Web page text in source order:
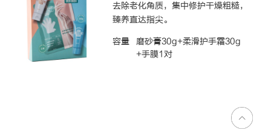
去除老化角质，集中修护干燥粗糙，
臻养直达指尖。
容量
磨砂膏30g+柔滑护手霜30g
+手膜1对